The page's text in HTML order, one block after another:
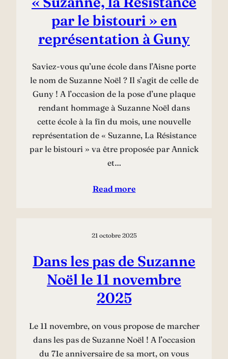
par le bistouri » en
représentation à Guny
Saviez-vous qu’une école dans l’Aisne porte
le nom de Suzanne Noël ? Il s’agit de celle de
Guny ! A l’occasion de la pose d’une plaque
rendant hommage à Suzanne Noël dans
cette école à la fin du mois, une nouvelle
représentation de « Suzanne, La Résistance
par le bistouri » va être proposée par Annick
et…
Read more
21 octobre 2025
Dans les pas de Suzanne
Noël le 11 novembre
2025
Le 11 novembre, on vous propose de marcher
dans les pas de Suzanne Noël ! A l’occasion
du 71e anniversaire de sa mort, on vous